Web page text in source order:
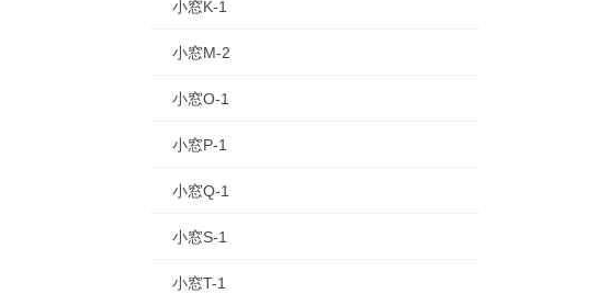
小窓K-1
小窓M-2
小窓O-1
小窓P-1
小窓Q-1
小窓S-1
小窓T-1